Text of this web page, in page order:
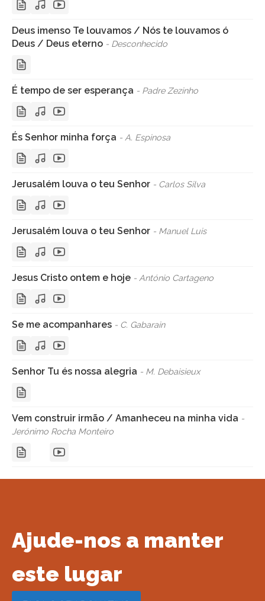
Deus imenso Te louvamos / Nós te louvamos ó
Deus / Deus eterno - Desconhecido
É tempo de ser esperança - Padre Zezinho
És Senhor minha força - A. Espinosa
Jerusalém louva o teu Senhor - Carlos Silva
Jerusalém louva o teu Senhor - Manuel Luis
Jesus Cristo ontem e hoje - António Cartageno
Se me acompanhares - C. Gabarain
Senhor Tu és nossa alegria - M. Debaisieux
Vem construir irmão / Amanheceu na minha vida -
Jerónimo Rocha Monteiro
Ajude-nos a manter
este lugar​